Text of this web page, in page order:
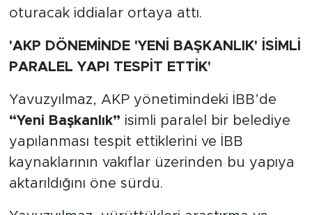
oturacak iddialar ortaya attı.
'AKP DÖNEMİNDE 'YENİ BAŞKANLIK' İSİMLİ
PARALEL YAPI TESPİT ETTİK'
Yavuzyılmaz, AKP yönetimindeki İBB’de
“Yeni Başkanlık” isimli paralel bir belediye
yapılanması tespit ettiklerini ve İBB
kaynaklarının vakıflar üzerinden bu yapıya
aktarıldığını öne sürdü.
SİYASET
MEDYA KÖŞESİ
FOTO GALERİ
VİDEOLAR